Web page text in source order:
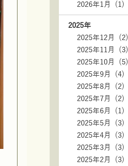
2026年1月 (1)
2025年
2025年12月 (2)
2025年11月 (3)
2025年10月 (5)
2025年9月 (4)
2025年8月 (2)
2025年7月 (2)
2025年6月 (1)
2025年5月 (3)
2025年4月 (3)
2025年3月 (3)
2025年2月 (3)